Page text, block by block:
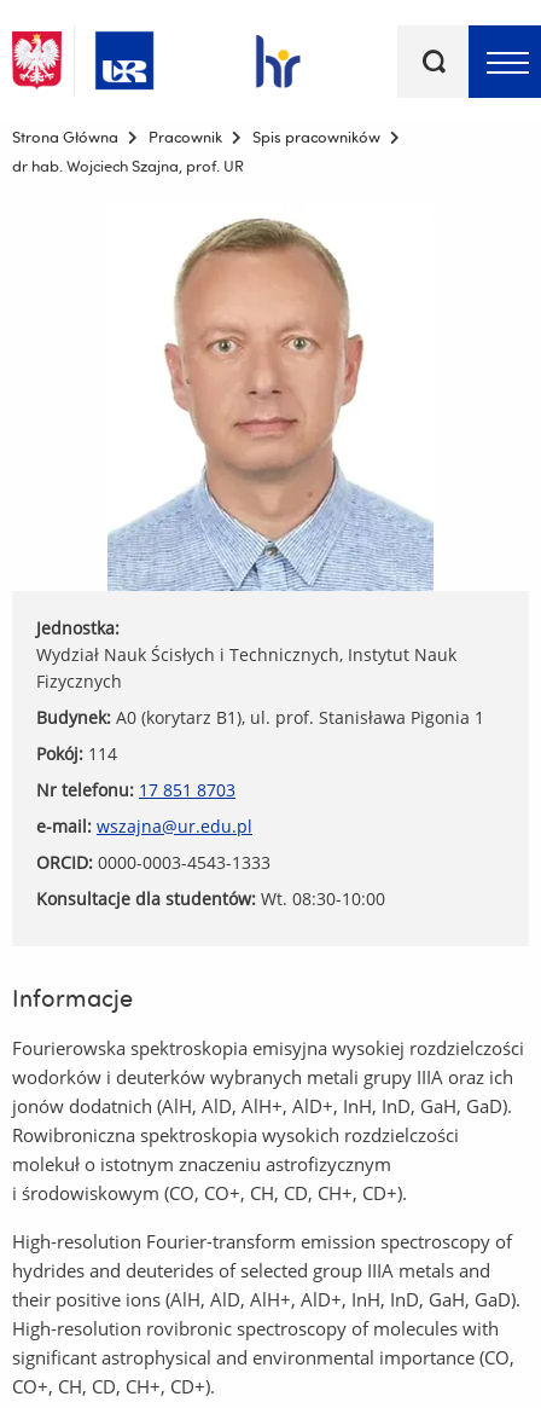
kluczowe
Menu - górna belka
Strona Główna Pracownik
Spis pracowników
dr hab. Wojciech Szajna, prof. UR
Jednostka:
Wydział Nauk Ścisłych i Technicznych, Instytut Nauk
Fizycznych
Budynek: A0 (korytarz B1), ul. prof. Stanisława Pigonia 1
Pokój: 114
Nr telefonu: 17 851 8703
e-mail: wszajna@ur.edu.pl
ORCID: 0000-0003-4543-1333
Konsultacje dla studentów: Wt. 08:30-10:00
Informacje
Fourierowska spektroskopia emisyjna wysokiej rozdzielczości
wodorków i deuterków wybranych metali grupy IIIA oraz ich
jonów dodatnich (AlH, AlD, AlH+, AlD+, InH, InD, GaH, GaD).
Rowibroniczna spektroskopia wysokich rozdzielczości
molekuł o istotnym znaczeniu astrofizycznym
i środowiskowym (CO, CO+, CH, CD, CH+, CD+).
High-resolution Fourier-transform emission spectroscopy of
hydrides and deuterides of selected group IIIA metals and
their positive ions (AlH, AlD, AlH+, AlD+, InH, InD, GaH, GaD).
High-resolution rovibronic spectroscopy of molecules with
significant astrophysical and environmental importance (CO,
CO+, CH, CD, CH+, CD+).